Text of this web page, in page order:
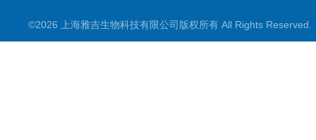
©2026 上海雅吉生物科技有限公司版权所有 All Rights